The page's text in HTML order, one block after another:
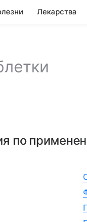
Лекарства
по